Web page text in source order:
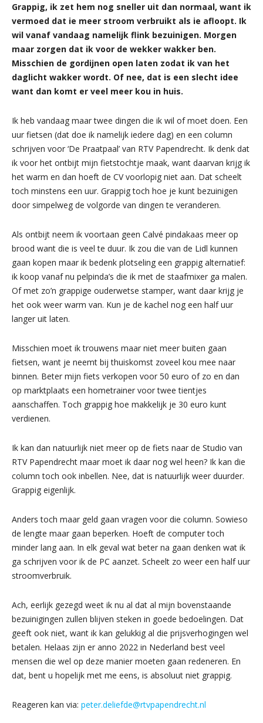
Grappig, ik zet hem nog sneller uit dan normaal, want ik
vermoed dat ie meer stroom verbruikt als ie afloopt. Ik
wil vanaf vandaag namelijk flink bezuinigen. Morgen
maar zorgen dat ik voor de wekker wakker ben.
Misschien de gordijnen open laten zodat ik van het
daglicht wakker wordt. Of nee, dat is een slecht idee
want dan komt er veel meer kou in huis.
Ik heb vandaag maar twee dingen die ik wil of moet doen. Een
uur fietsen (dat doe ik namelijk iedere dag) en een column
schrijven voor ‘De Praatpaal’ van RTV Papendrecht. Ik denk dat
ik voor het ontbijt mijn fietstochtje maak, want daarvan krijg ik
het warm en dan hoeft de CV voorlopig niet aan. Dat scheelt
toch minstens een uur. Grappig toch hoe je kunt bezuinigen
door simpelweg de volgorde van dingen te veranderen.
Als ontbijt neem ik voortaan geen Calvé pindakaas meer op
brood want die is veel te duur. Ik zou die van de Lidl kunnen
gaan kopen maar ik bedenk plotseling een grappig alternatief:
ik koop vanaf nu pelpinda’s die ik met de staafmixer ga malen.
Of met zo’n grappige ouderwetse stamper, want daar krijg je
het ook weer warm van. Kun je de kachel nog een half uur
langer uit laten.
Misschien moet ik trouwens maar niet meer buiten gaan
fietsen, want je neemt bij thuiskomst zoveel kou mee naar
binnen. Beter mijn fiets verkopen voor 50 euro of zo en dan
op marktplaats een hometrainer voor twee tientjes
aanschaffen. Toch grappig hoe makkelijk je 30 euro kunt
verdienen.
Ik kan dan natuurlijk niet meer op de fiets naar de Studio van
RTV Papendrecht maar moet ik daar nog wel heen? Ik kan die
column toch ook inbellen. Nee, dat is natuurlijk weer duurder.
Grappig eigenlijk.
Anders toch maar geld gaan vragen voor die column. Sowieso
de lengte maar gaan beperken. Hoeft de computer toch
minder lang aan. In elk geval wat beter na gaan denken wat ik
ga schrijven voor ik de PC aanzet. Scheelt zo weer een half uur
stroomverbruik.
Ach, eerlijk gezegd weet ik nu al dat al mijn bovenstaande
bezuinigingen zullen blijven steken in goede bedoelingen. Dat
geeft ook niet, want ik kan gelukkig al die prijsverhogingen wel
betalen. Helaas zijn er anno 2022 in Nederland best veel
mensen die wel op deze manier moeten gaan redeneren. En
dat, bent u hopelijk met me eens, is absoluut niet grappig.
Reageren kan via: peter.deliefde@rtvpapendrecht.nl